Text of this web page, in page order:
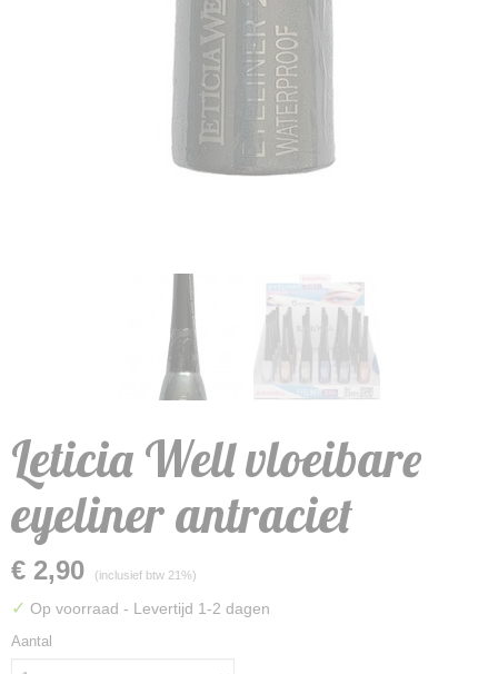
Leticia Well vloeibare
eyeliner antraciet
€ 2,90 (inclusief btw 21%)
✓ Op voorraad - Levertijd 1-2 dagen
Aantal